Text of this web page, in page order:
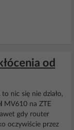
od
nic się nie działo,
MV610 na ZTE
gdy router
oczywiście przez